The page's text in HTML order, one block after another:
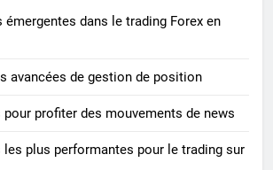
émergentes dans le trading Forex en
avancées de gestion de position
profiter des mouvements de news
les plus performantes pour le trading sur